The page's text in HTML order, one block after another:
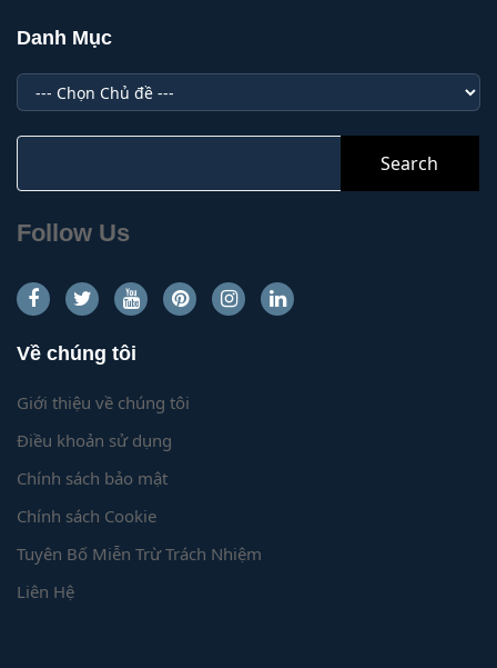
Danh Mục
Danh
Mục
Follow Us
Về chúng tôi
Giới thiệu về chúng tôi
Điều khoản sử dụng
Chính sách bảo mật
Chính sách Cookie
Tuyên Bố Miễn Trừ Trách Nhiệm
Liên Hệ